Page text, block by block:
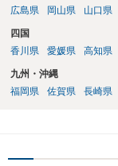
広島県
岡山県 山口県
四国
香川県
愛媛県 高知県
九州・沖縄
福岡県
佐賀県 長崎県